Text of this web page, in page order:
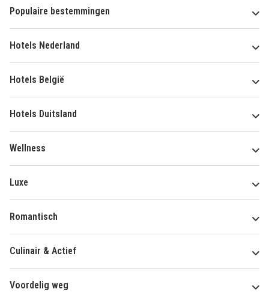
Populaire bestemmingen
Hotels Nederland
Hotels België
Hotels Duitsland
Wellness
Luxe
Romantisch
Culinair & Actief
Voordelig weg